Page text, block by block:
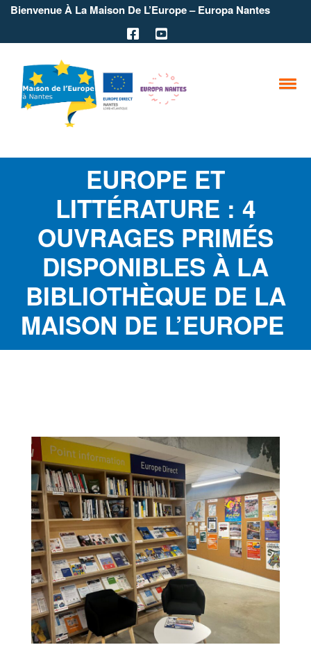
Bienvenue À La Maison De L’Europe – Europa Nantes
EUROPE ET
LITTÉRATURE : 4
OUVRAGES PRIMÉS
DISPONIBLES À LA
BIBLIOTHÈQUE DE LA
MAISON DE L’EUROPE